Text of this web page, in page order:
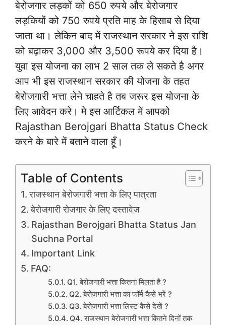
बेरोजगार लड़कों को 650 रुपये और बेरोजगार
लड़कियों को 750 रुपये प्रति माह के हिसाब से दिया
जाता था। लेकिन बाद में राजस्थान सरकार ने इस राशि
को बढ़ाकर 3,000 और 3,500 रूपये कर दिया है।
युवा इस योजना का लाभ 2 साल तक ले सकते है अगर
आप भी इस राजस्थान सरकार की योजना के तहत
बेरोजगारी भत्ता लेने चाहते है तब जरूर इस योजना के
लिए आवेदन करे। मे इस आर्टिकल में आपको
Rajasthan Berojgari Bhatta Status Check
करने के बारे में बताने वाला हूँ।
Table of Contents
राजस्थान बेरोजगारी भत्ता के लिए पात्रता
बेरोजगारी रोजगार के लिए दस्तावेज
Rajasthan Berojgari Bhatta Status Jan
Suchna Portal
Important Link
FAQ:
Q1. बेरोजगारी भत्ता कितना मिलता है ?
Q2. बेरोजगारी भत्ता का फॉर्म कैसे भरें ?
Q3. बेरोजगारी भत्ता लिस्ट कैसे देखें ?
Q4. राजस्थान बेरोजगारी भत्ता कितने दिनों तक